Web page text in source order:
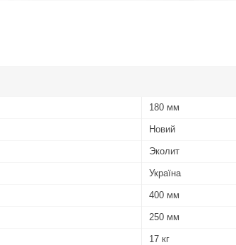
180 мм
Новий
Эколит
Україна
400 мм
250 мм
17 кг